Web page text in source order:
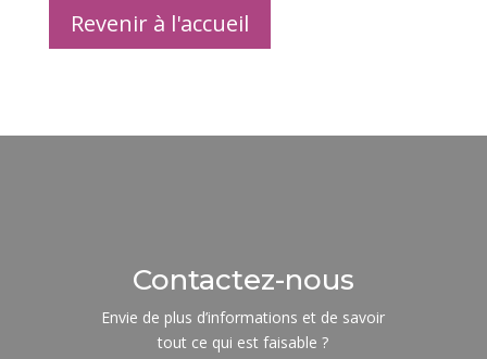
Revenir à l'accueil
Contactez-nous
Envie de plus d’informations et de savoir
tout ce qui est faisable ?